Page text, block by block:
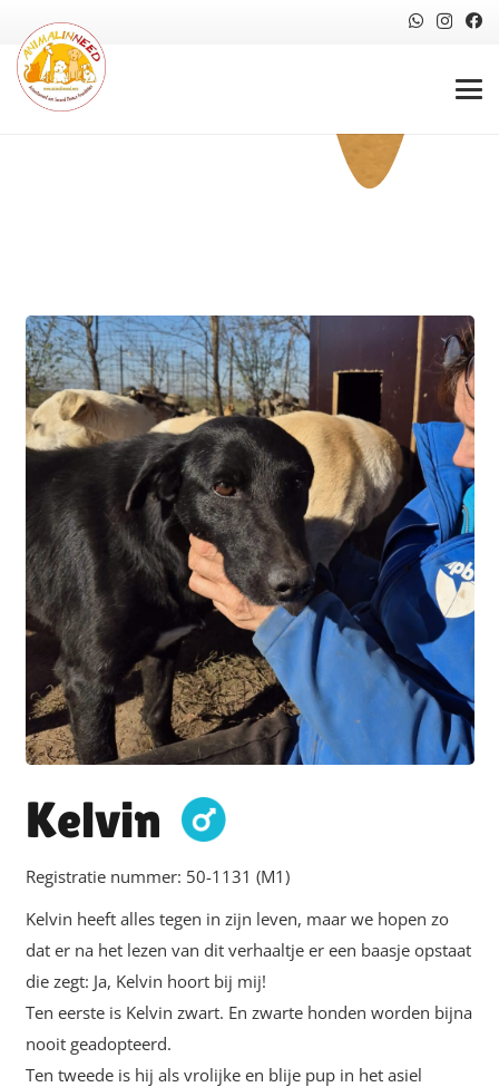
Kelvin
Registratie nummer: 50-1131 (M1)
Kelvin heeft alles tegen in zijn leven, maar we hopen zo
dat er na het lezen van dit verhaaltje er een baasje opstaat
die zegt: Ja, Kelvin hoort bij mij!
Ten eerste is Kelvin zwart. En zwarte honden worden bijna
nooit geadopteerd.
Ten tweede is hij als vrolijke en blije pup in het asiel